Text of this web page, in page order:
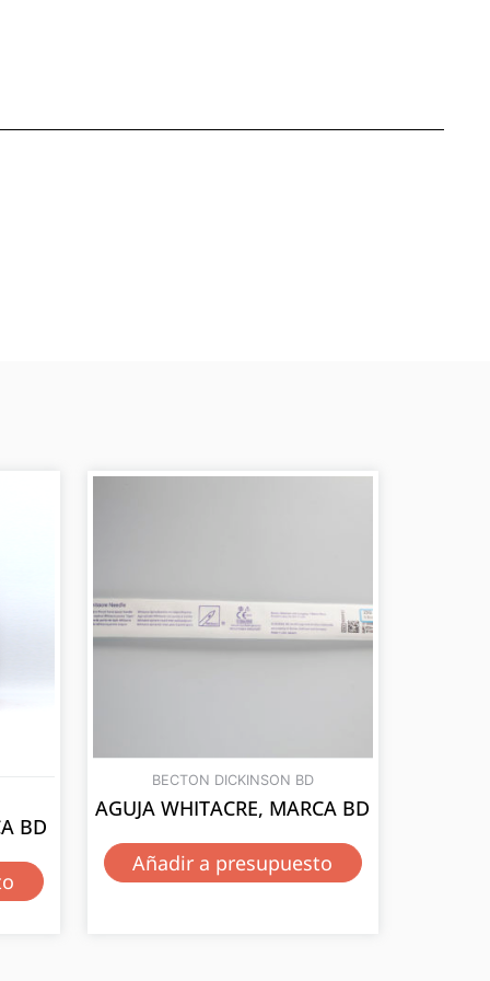
BD
BECTON DICKINSON BD
AGUJA WHITACRE, MARCA BD
Añadir a presupuesto